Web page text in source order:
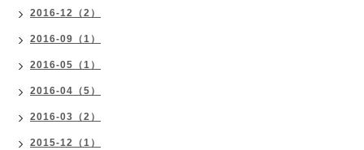
2016-12（2）
2016-09（1）
2016-05（1）
2016-04（5）
2016-03（2）
2015-12（1）